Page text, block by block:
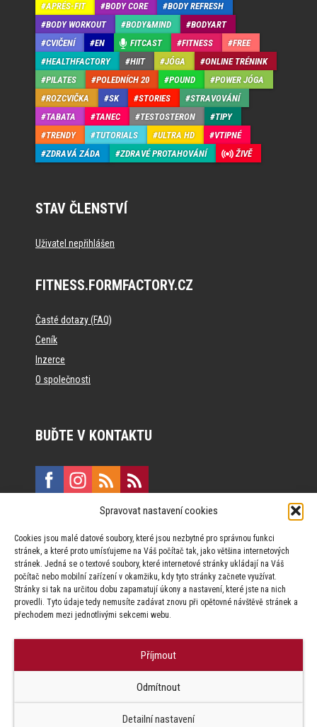
Spravovat nastavení cookies
Cookies jsou malé datové soubory, které jsou nezbytné pro správnou funkci
stránek, a které proto umísťujeme na Váš počítač tak, jako většina internetových
stránek. Jedná se o textové soubory, které internetové stránky ukládají na Váš
počítač nebo mobilní zařízení v okamžiku, kdy tyto stránky začnete využívat.
Stránky si tak na určitou dobu zapamatují úkony a nastavení, které jste na nich
provedli. Tyto údaje tedy nemusíte zadávat znovu při opětovné návštěvě stránek a
přechodem mezi jednotlivými sekcemi webu.
Příjmout
Odmítnout
Detailní nastavení
APRÉS-FIT BODY CORE
BODY REFRESH
BODY WORKOUT
BODY&MIND
BODYART
CVIČENÍ
EN FITCAST FITNESS
FREE
HEALTHFACTORY
HIIT JÓGA
ONLINE TRÉNINK
PILATES
POLEDNÍCH 20 POUND
POWER JÓGA
ROZCVIČKA
SK STORIES
STRAVOVÁNÍ
TABATA
TANEC TESTOSTERON
TIPY
TRENDY
TUTORIALS ULTRA HD
VTIPNÉ
ZDRAVÁ ZÁDA
ZDRAVÉ PROTAHOVÁNÍ ŽIVĚ
STAV ČLENSTVÍ
Uživatel nepřihlášen
FITNESS.FORMFACTORY.CZ
Časté dotazy (FAQ)
Ceník
Inzerce
O společnosti
BUĎTE V KONTAKTU
Vinohradská 190, 130 00 Praha 3
Za publikovaný obsah odpovídají jednotliví autoři.
Factory s.r.o. zapovězeno.